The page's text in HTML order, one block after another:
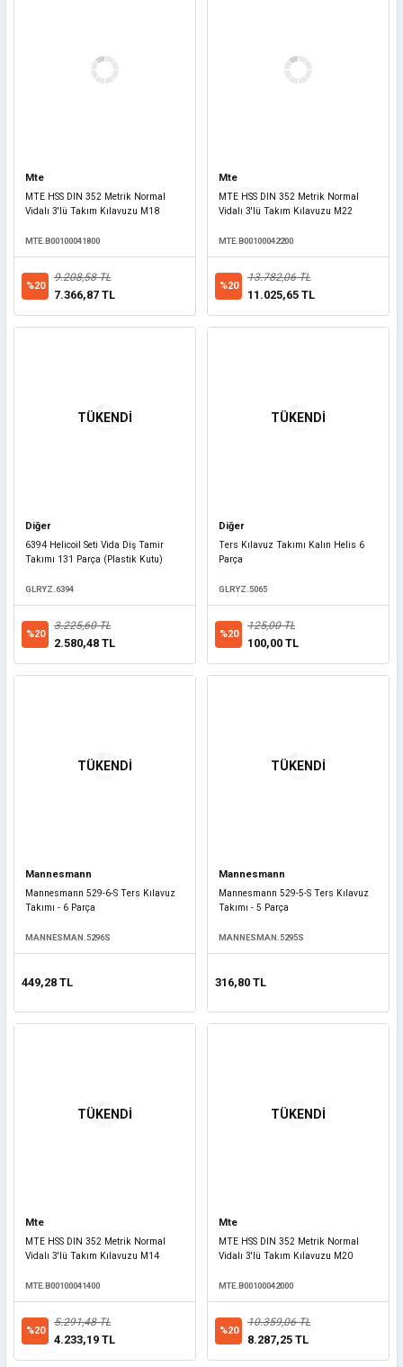
Mte
MTE HSS DIN 352 Metrik Normal
Vidalı 3'lü Takım Kılavuzu M18
MTE.B00100041800
%20
9.208,58 TL
7.366,87 TL
Mte
MTE HSS DIN 352 Metrik Normal
Vidalı 3'lü Takım Kılavuzu M22
MTE.B00100042200
%20
13.782,06 TL
11.025,65 TL
TÜKENDİ
Diğer
6394 Helicoil Seti Vida Diş Tamir
Takımı 131 Parça (Plastik Kutu)
GLRYZ.6394
%20
3.225,60 TL
2.580,48 TL
TÜKENDİ
Diğer
Ters Kılavuz Takımı Kalın Helis 6
Parça
GLRYZ.5065
%20
125,00 TL
100,00 TL
TÜKENDİ
Mannesmann
Mannesmann 529-6-S Ters Kılavuz
Takımı - 6 Parça
MANNESMAN.5296S
449,28 TL
TÜKENDİ
Mannesmann
Mannesmann 529-5-S Ters Kılavuz
Takımı - 5 Parça
MANNESMAN.5295S
316,80 TL
TÜKENDİ
Mte
MTE HSS DIN 352 Metrik Normal
Vidalı 3'lü Takım Kılavuzu M14
MTE.B00100041400
%20
5.291,48 TL
4.233,19 TL
TÜKENDİ
Mte
MTE HSS DIN 352 Metrik Normal
Vidalı 3'lü Takım Kılavuzu M20
MTE.B00100042000
%20
10.359,06 TL
8.287,25 TL